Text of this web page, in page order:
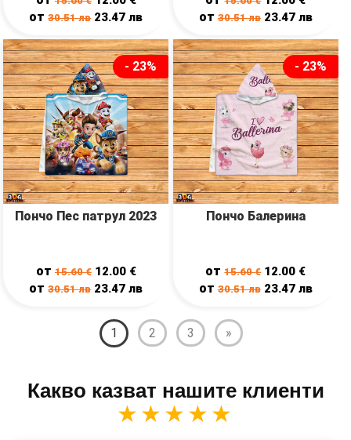
от30.51лв 23.47лв от 30.51лв 23.47 лв
- 23%
Пончо Пес патрул 2023
от15.60€ 12.00 €
от30.51лв 23.47лв
- 23%
Пончо Балерина
от15.60€ 12.00 €
от 30.51лв 23.47 лв
1 2 3 »
Какво казват нашите клиенти
★★★★★